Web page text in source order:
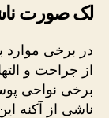
لک صورت
در برخی موارد
از جراحت و
برخی نواحی
ناشی از آکنه